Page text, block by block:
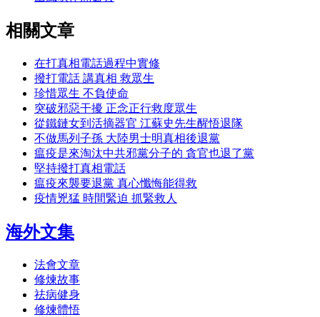
相關文章
在打真相電話過程中實修
撥打電話 講真相 救眾生
珍惜眾生 不負使命
突破邪惡干擾 正念正行救度眾生
從鐵鏈女到活摘器官 江蘇史先生醒悟退隊
不做馬列子孫 大陸男士明真相後退黨
瘟疫是來淘汰中共邪黨分子的 貪官也退了黨
堅持撥打真相電話
瘟疫來襲要退黨 真心懺悔能得救
疫情兇猛 時間緊迫 抓緊救人
海外文集
法會文章
修煉故事
祛病健身
修煉體悟